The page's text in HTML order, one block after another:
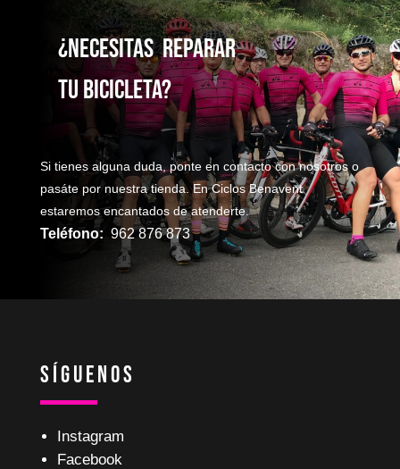
¿NecesitaS reparaR
TU bicicleta?
Si tienes alguna duda, ponte en contacto con nosotros o
pasáte por nuestra tienda. En Ciclos Benavent
estaremos encantados de atenderte.
Teléfono: 962 876 873
Síguenos
Instagram
Facebook